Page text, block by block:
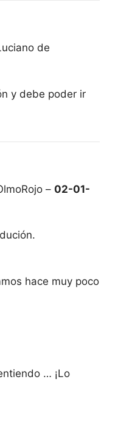
de
y debe poder ir
– 02-01-
hace muy poco
… ¡Lo